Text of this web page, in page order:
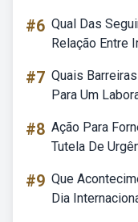
#6 Qual Das
Relação Entre
#7 Quais
Para Um
#8 Ação Para
Tutela De
#9 Que
Dia